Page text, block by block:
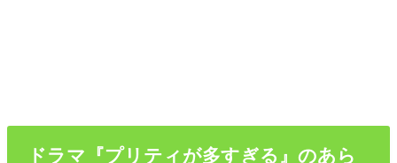
ドラマ『プリティが多すぎる』のあら